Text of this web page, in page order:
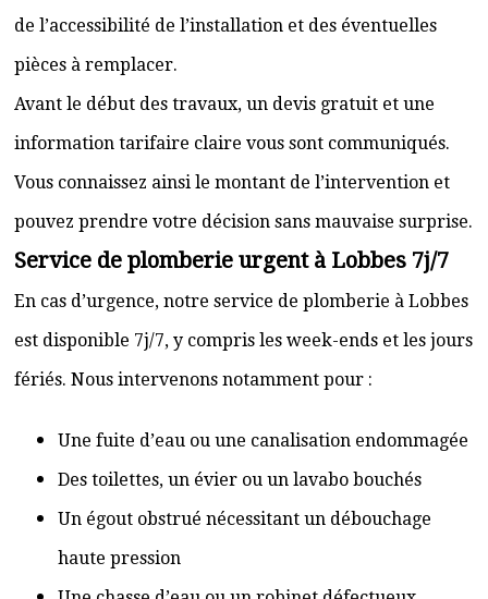
de l’accessibilité de l’installation et des éventuelles
pièces à remplacer.
Avant le début des travaux, un devis gratuit et une
information tarifaire claire vous sont communiqués.
Vous connaissez ainsi le montant de l’intervention et
pouvez prendre votre décision sans mauvaise surprise.
Service de plomberie urgent à Lobbes 7j/7
En cas d’urgence, notre service de plomberie à Lobbes
est disponible 7j/7, y compris les week-ends et les jours
fériés. Nous intervenons notamment pour :
Une fuite d’eau ou une canalisation endommagée
Des toilettes, un évier ou un lavabo bouchés
Un égout obstrué nécessitant un débouchage
haute pression